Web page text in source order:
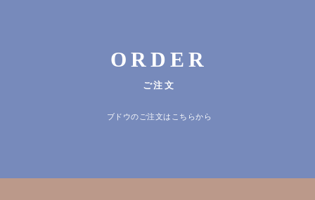
ORDER
ご注文
ブドウのご注文はこちらから